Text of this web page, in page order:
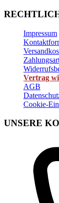
Impressum
Vertrag
AGB
Cookie-
UNSERE